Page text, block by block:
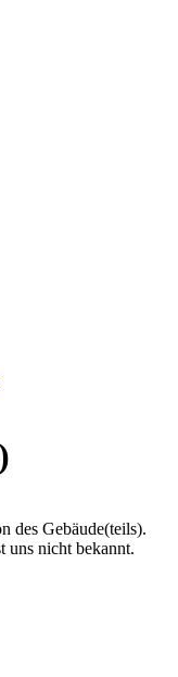
des Gebäude(teils).
uns nicht bekannt.